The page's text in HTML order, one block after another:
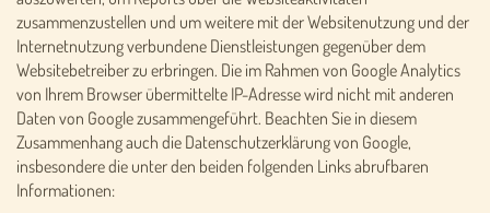
zusammenzustellen und um weitere mit der Websitenutzung und der
Internetnutzung verbundene Dienstleistungen gegenüber dem
Websitebetreiber zu erbringen. Die im Rahmen von Google Analytics
von Ihrem Browser übermittelte IP-Adresse wird nicht mit anderen
Daten von Google zusammengeführt. Beachten Sie in diesem
Zusammenhang auch die Datenschutzerklärung von Google,
insbesondere die unter den beiden folgenden Links abrufbaren
Informationen: